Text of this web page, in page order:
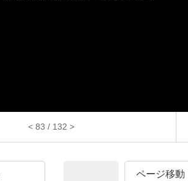
< 83 / 132 >